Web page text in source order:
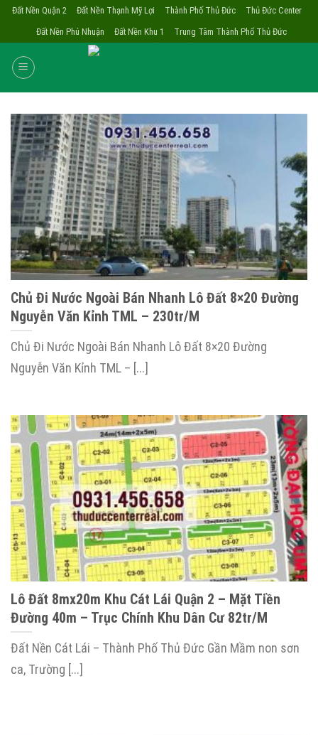
Skip
content
Đất Nền Quận 2 Đất Nền Thạnh Mỹ Lợi Thành Phố Thủ Đức
Thủ Đức Center
Đất Nền Phú Nhuận
Đất Nền Khu 1 Trung Tâm Thành Phố Thủ Đức
Chủ Đi Nước Ngoài Bán Nhanh Lô Đất 8×20 Đường
Nguyễn Văn Kỉnh TML – 230tr/m
Chủ Đi Nước Ngoài Bán Nhanh Lô Đất 8×20 Đường
Nguyễn Văn Kỉnh TML – [...]
Lô Đất 8mx20m Khu Cát Lái Quận 2 – Mặt Tiền
Đường 40m – Trục Chính Khu Dân Cư 82tr/m
Đất Nền Cát Lái – Thành Phố Thủ Đức Gần Mầm non sơn
ca, Trường [...]